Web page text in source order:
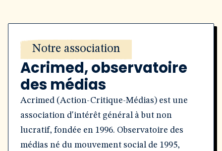
Notre association
Acrimed, observatoire
des médias
Acrimed (Action-Critique-Médias) est une
association d'intérêt général à but non
lucratif, fondée en 1996. Observatoire des
médias né du mouvement social de 1995,